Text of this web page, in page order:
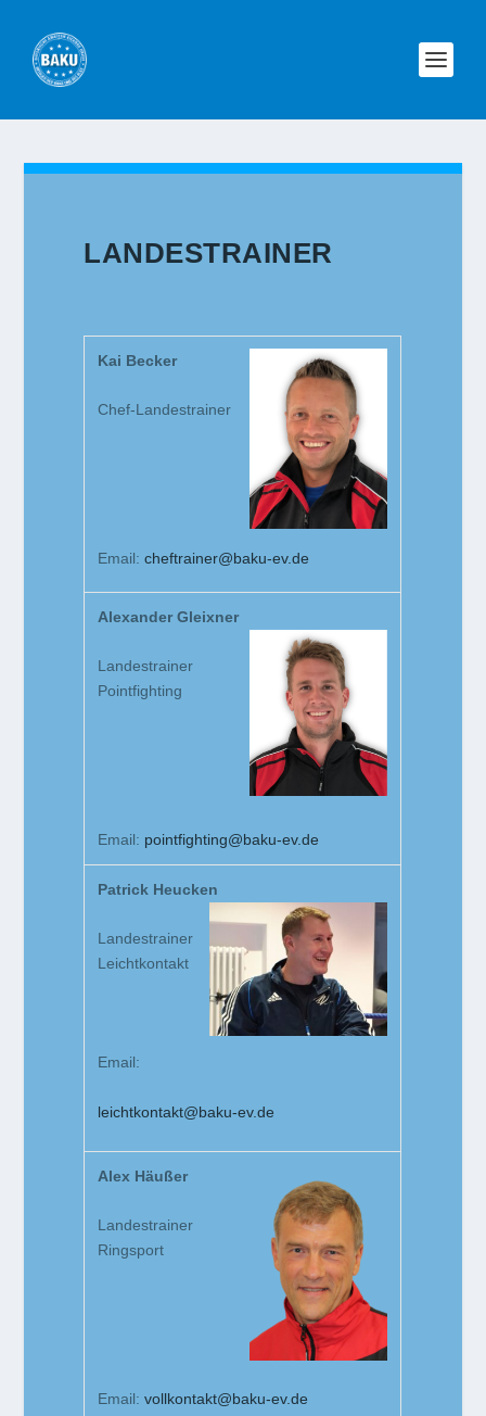
LANDESTRAINER
Kai Becker
Chef-Landestrainer
Email:cheftrainer@baku-ev.de
Alexander Gleixner
Landestrainer
Pointfighting
Email: pointfighting@baku-ev.de
Patrick Heucken
Landestrainer
Leichtkontakt
Email:
leichtkontakt@baku-ev.de
Alex Häußer
Landestrainer
Ringsport
Email:vollkontakt@baku-ev.de